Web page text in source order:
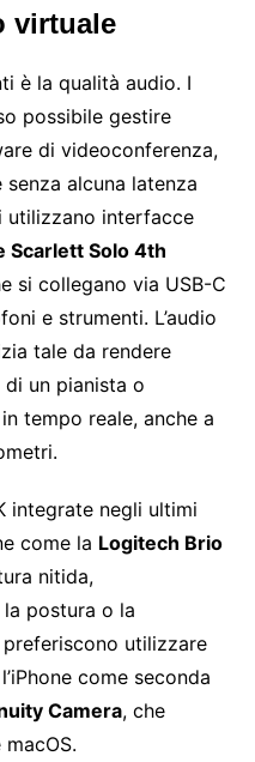
virtuale
è la qualità audio. I
possibile gestire
di videoconferenza,
alcuna latenza
utilizzano interfacce
Scarlett Solo 4th
si collegano via USB-C
e strumenti. L’audio
tale da rendere
un pianista o
tempo reale, anche a
integrate negli ultimi
come la Logitech Brio
nitida,
postura o la
utilizzare
come seconda
Camera, che